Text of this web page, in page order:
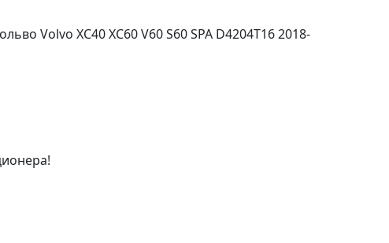
Volvo XC40 XC60 V60 S60 SPA D4204T16 2018-